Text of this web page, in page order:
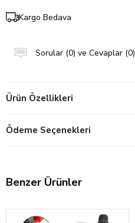
Kargo Bedava
Sorular (0) ve Cevaplar (0)
Ürün Özellikleri
Ödeme Seçenekleri
Benzer Ürünler